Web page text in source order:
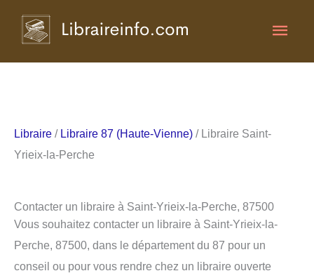
Libraire / Libraire 87 (Haute-Vienne) / Libraire Saint-
Yrieix-la-Perche
Contacter un libraire à Saint-Yrieix-la-Perche, 87500
Vous souhaitez contacter un libraire à Saint-Yrieix-la-
Perche, 87500, dans le département du 87 pour un
conseil ou pour vous rendre chez un libraire ouverte